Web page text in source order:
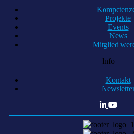
Projekte
Events
News
Mitglied
Info
Kontakt
Newsletter